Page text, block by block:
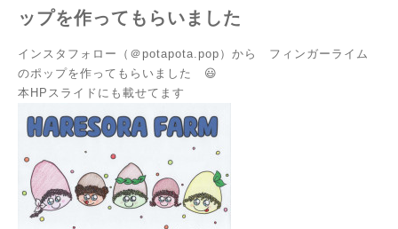
ップを作ってもらいました
インスタフォロー（＠potapota.pop）から フィンガーライム
のポップを作ってもらいました 😃
本HPスライドにも載せてます